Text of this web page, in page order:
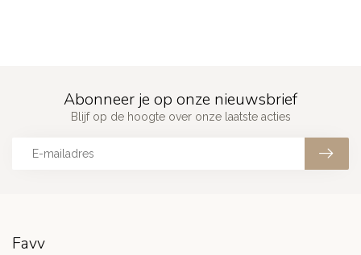
Abonneer je op onze nieuwsbrief
Blijf op de hoogte over onze laatste acties
Favv